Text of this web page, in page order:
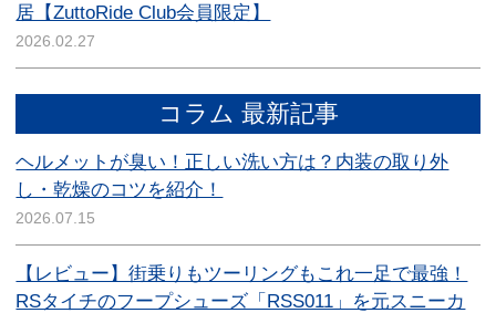
居【ZuttoRide Club会員限定】
2026.02.27
コラム 最新記事
ヘルメットが臭い！正しい洗い方は？内装の取り外
し・乾燥のコツを紹介！
2026.07.15
【レビュー】街乗りもツーリングもこれ一足で最強！
RSタイチのフープシューズ「RSS011」を元スニーカ